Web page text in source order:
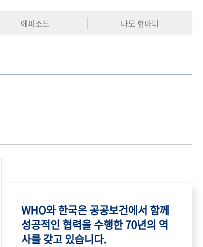
에피소드 나도 한마디
WHO와 한국은 공공보건에서 함께
성공적인 협력을 수행한 70년의 역
사를 갖고 있습니다.